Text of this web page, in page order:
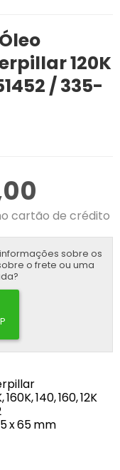
120K
/ 335-
cartão de crédito
sobre os
o frete ou uma
140, 160, 12K
x 65 mm